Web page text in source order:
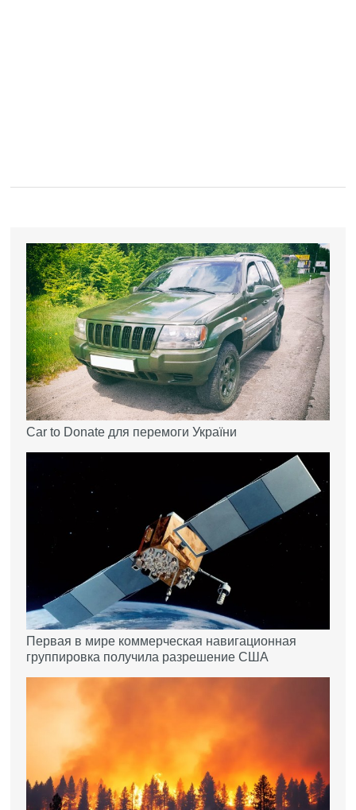
Car to Donate для перемоги України
Первая в мире коммерческая навигационная
группировка получила разрешение США